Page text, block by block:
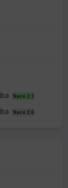
Nace 2.1
Nace 2.0